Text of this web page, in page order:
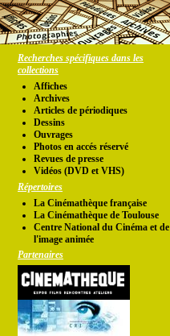
Recherches spécifiques dans les
collections
Affiches
Archives
Articles de périodiques
Dessins
Ouvrages
Photos en accés réservé
Revues de presse
Vidéos (DVD et VHS)
Répertoires
La Cinémathèque française
La Cinémathèque de Toulouse
Centre National du Cinéma et de
l'image animée
Partenaires